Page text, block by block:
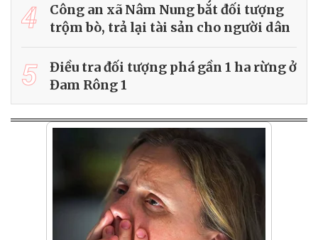
4
Công an xã Nâm Nung bắt đối tượng
trộm bò, trả lại tài sản cho người dân
5
Điều tra đối tượng phá gần 1 ha rừng ở
Đam Rông 1